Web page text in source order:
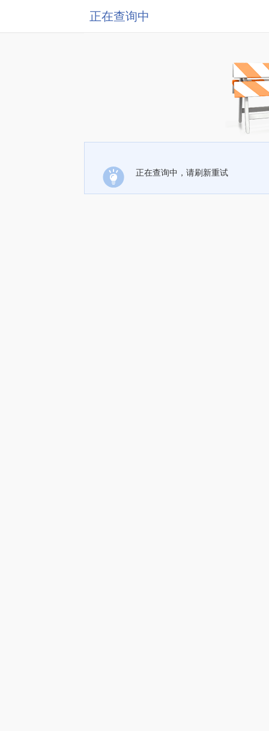
正在查询中
正在查询中，请刷新重试